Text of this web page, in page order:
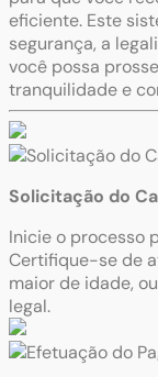
eficiente. Este
segurança, a
você possa
tranquilidade e
Solicitação do
Inicie o processo
Certifique-se de
maior de idade,
legal.